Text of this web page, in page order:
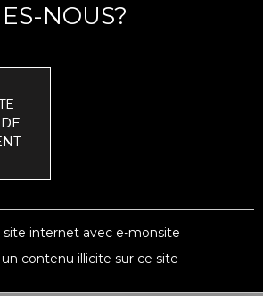
NOUS?
site internet avec e-monsite
contenu illicite sur ce site